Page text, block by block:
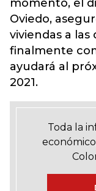
momento, el
Oviedo,
viviendas a
finalmente
ayudará al
2021.
Toda la